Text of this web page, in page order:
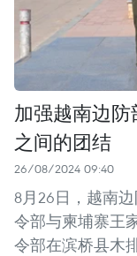
加强越南边
之间的团结
26/08/2024 09:40
8月26日，越南
令部与柬埔寨王
令部在滨桥县木